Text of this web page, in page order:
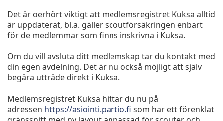
Det är oerhört viktigt att medlemsregistret Kuksa alltid
är uppdaterat, bl.a. gäller scoutförsäkringen enbart
för de medlemmar som finns inskrivna i Kuksa.
Om du vill avsluta ditt medlemskap tar du kontakt med
din egen avdelning. Det är nu också möjligt att själv
begära utträde direkt i Kuksa.
Medlemsregistret Kuksa hittar du nu på
adressen https://asiointi.partio.fi som har ett förenklat